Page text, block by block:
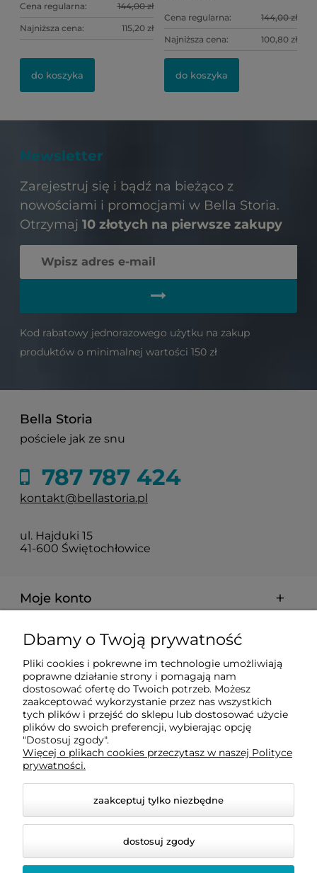
Cena regularna: 144,00 zł
Najniższa cena: 115,20 zł
do koszyka
Cena regularna: 144,00 zł
Najniższa cena: 100,80 zł
do koszyka
Newsletter
Zarejestruj się i bądź na bieżąco z
nowościami i promocjami w Bella Storia.
Otrzymaj 10 złotych na pierwsze zakupy
Kod rabatowy jednorazowego użytku na zakup
produktów o minimalnej wartości 150 zł
Bella Storia
pościele jak ze snu
787 787 424
kontakt@bellastoria.pl
ul. Hajduki 15
41-600 Świętochłowice
Moje konto
Dostawa i płatności
O firmie
Obsługiwane metody płatności elektronicznych
Dbamy o Twoją prywatność
Pliki cookies i pokrewne im technologie umożliwiają
poprawne działanie strony i pomagają nam
dostosować ofertę do Twoich potrzeb. Możesz
zaakceptować wykorzystanie przez nas wszystkich
tych plików i przejść do sklepu lub dostosować użycie
plików do swoich preferencji, wybierając opcję
"Dostosuj zgody".
Więcej o plikach cookies przeczytasz w naszej Polityce
prywatności.
zaakceptuj tylko niezbędne
dostosuj zgody